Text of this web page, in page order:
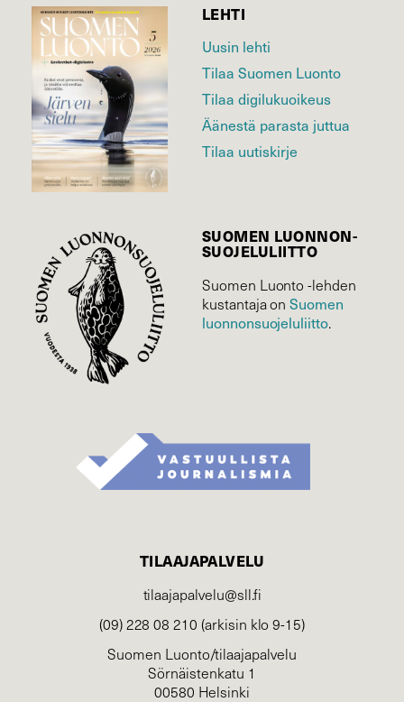
LEHTI
Uusin lehti
Tilaa Suomen Luonto
Tilaa digilukuoikeus
Äänestä parasta juttua
Tilaa uutiskirje
SUOMEN LUONNON­
SUOJELU­LIITTO
Suomen Luonto -lehden
kustantaja onSuomen
luonnonsuojelu­liitto.
TILAAJAPALVELU
tilaajapalvelu@sll.fi
(09) 228 08 210 (arkisin klo 9-15)
Suomen Luonto/tilaajapalvelu
Sörnäistenkatu 1
00580 Helsinki